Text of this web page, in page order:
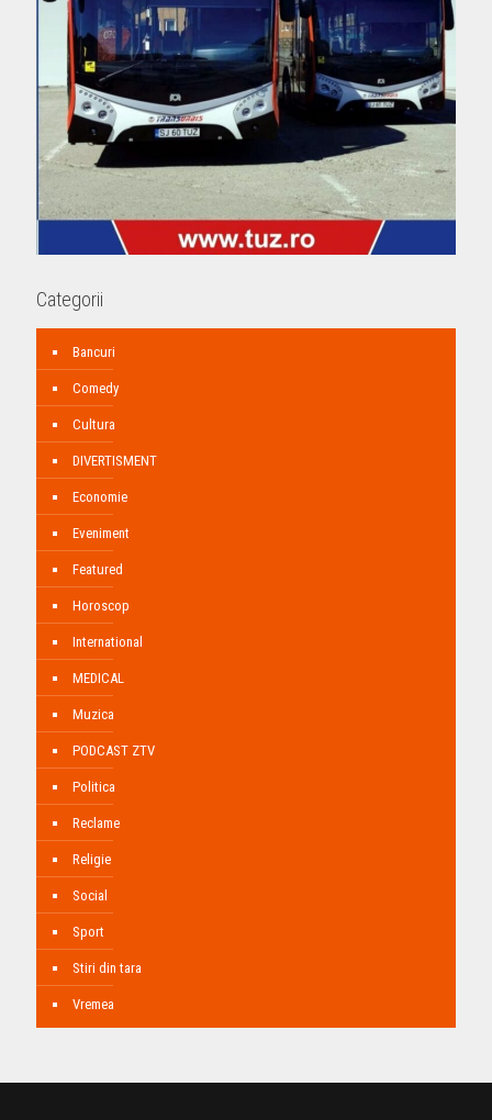
Categorii
Bancuri
Comedy
Cultura
DIVERTISMENT
Economie
Eveniment
Featured
Horoscop
International
MEDICAL
Muzica
PODCAST ZTV
Politica
Reclame
Religie
Social
Sport
Stiri din tara
Vremea